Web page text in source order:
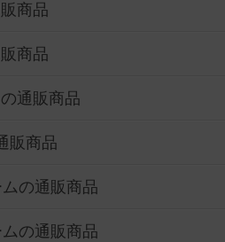
商品
商品
通販商品
販商品
の通販商品
の通販商品